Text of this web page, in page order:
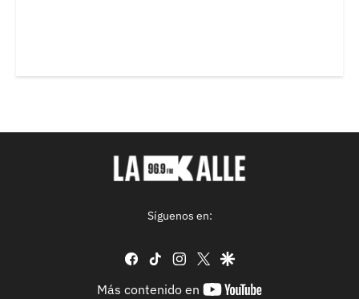
Síguenos en:
facebook
tiktok instagram
twittergoogle
Más contenido en
youtube-